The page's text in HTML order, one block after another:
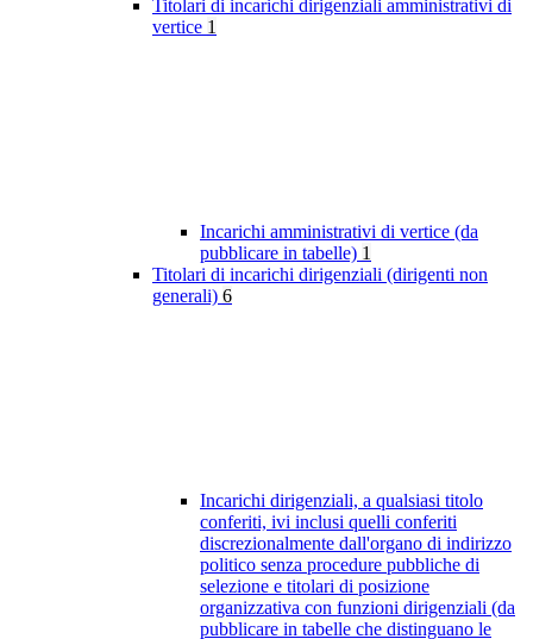
Titolari di incarichi dirigenziali amministrativi di
vertice 1
Incarichi amministrativi di vertice (da
pubblicare in tabelle) 1
Titolari di incarichi dirigenziali (dirigenti non
generali) 6
Incarichi dirigenziali, a qualsiasi titolo
conferiti, ivi inclusi quelli conferiti
discrezionalmente dall'organo di indirizzo
politico senza procedure pubbliche di
selezione e titolari di posizione
organizzativa con funzioni dirigenziali (da
pubblicare in tabelle che distinguano le